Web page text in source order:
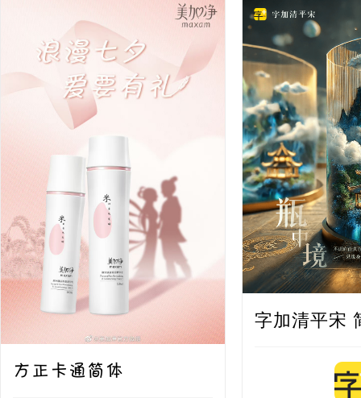
方正卡通简体
字加清平宋